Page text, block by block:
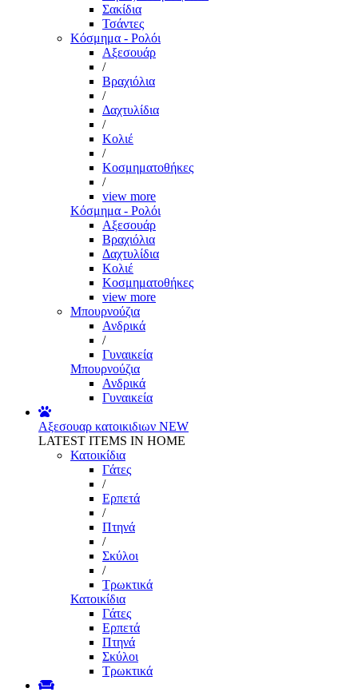
Σακίδια
Τσάντες
Κόσμημα - Ρολόι
Αξεσουάρ
/
Βραχιόλια
/
Δαχτυλίδια
/
Κολιέ
/
Κοσμηματοθήκες
/
view more
Κόσμημα - Ρολόι
Αξεσουάρ
Βραχιόλια
Δαχτυλίδια
Κολιέ
Κοσμηματοθήκες
view more
Μπουρνούζια
Ανδρικά
/
Γυναικεία
Μπουρνούζια
Ανδρικά
Γυναικεία
Αξεσουαρ κατοικιδιων NEW
LATEST ITEMS IN HOME
Κατοικίδια
Γάτες
/
Ερπετά
/
Πτηνά
/
Σκύλοι
/
Τρωκτικά
Κατοικίδια
Γάτες
Ερπετά
Πτηνά
Σκύλοι
Τρωκτικά